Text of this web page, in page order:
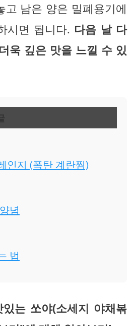
고 남은 양은 밀폐용기에
시면 됩니다. 다음 날 다
욱 깊은 맛을 느낄 수 있
인지 (폭탄 계란찜)
념
법
는 쏘야(소세지 야채볶